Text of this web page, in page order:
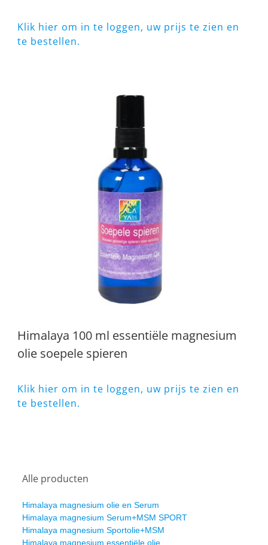
Klik hier om in te loggen, uw prijs te zien en
te bestellen.
Himalaya 100 ml essentiële magnesium
olie soepele spieren
Klik hier om in te loggen, uw prijs te zien en
te bestellen.
Alle producten
Himalaya magnesium olie en Serum
Himalaya magnesium Serum+MSM SPORT
Himalaya magnesium Sportolie+MSM
Himalaya magnesium essentiële olie